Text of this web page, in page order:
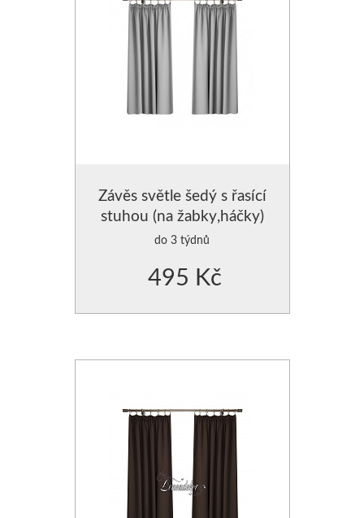
Závěs světle šedý s řasící
stuhou (na žabky,háčky)
do 3 týdnů
495 Kč